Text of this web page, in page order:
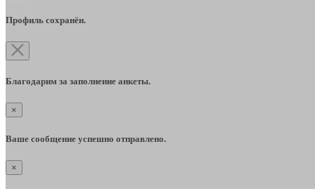
Профиль сохранён.
Благодарим за заполнение анкеты.
×
Ваше сообщение успешно отправлено.
×